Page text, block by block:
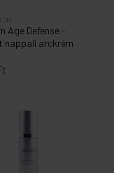
Age Defense -
nappali arckrém